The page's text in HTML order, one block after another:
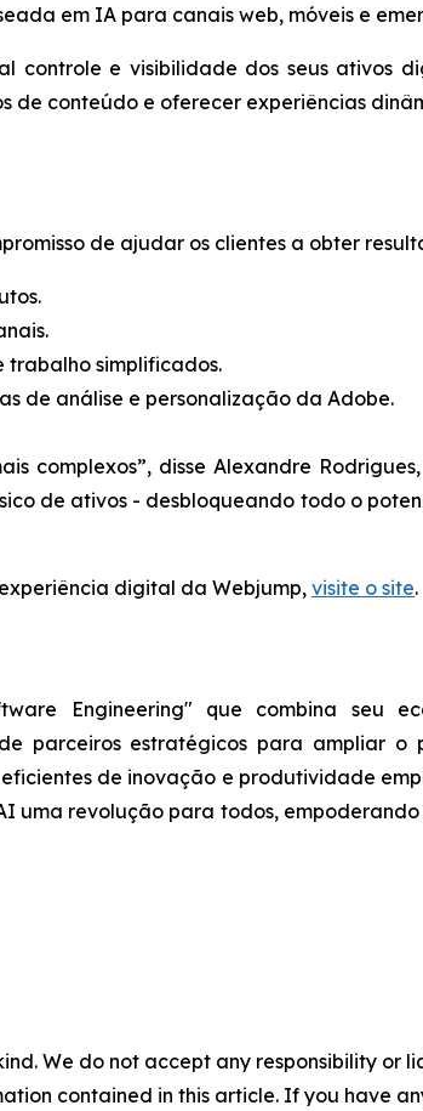
em IA para canais web, móveis e
e visibilidade dos seus ativos
de conteúdo e oferecer experiências
de ajudar os clientes a obter
trabalho simplificados.
de análise e personalização da Adobe.
complexos”, disse Alexandre
de ativos - desbloqueando todo o
digital da Webjump, visite o site.
Engineering" que combina seu
parceiros estratégicos para ampliar
de inovação e produtividade
uma revolução para todos,
We do not accept any responsibility or
contained in this article. If you have